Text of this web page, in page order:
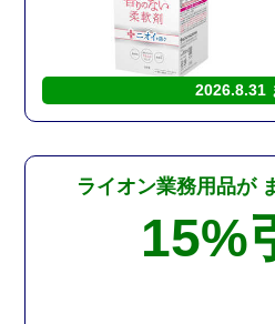
2026.8.31
ライオン業務用品が
15%